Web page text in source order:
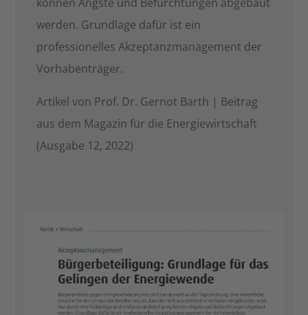
werden. Grundlage dafür ist ein
professionelles Akzeptanzmanagement der
Vorhabenträger.
Artikel von Prof. Dr. Gernot Barth | Beitrag
aus dem Magazin für die Energiewirtschaft
(Ausgabe 12, 2022)